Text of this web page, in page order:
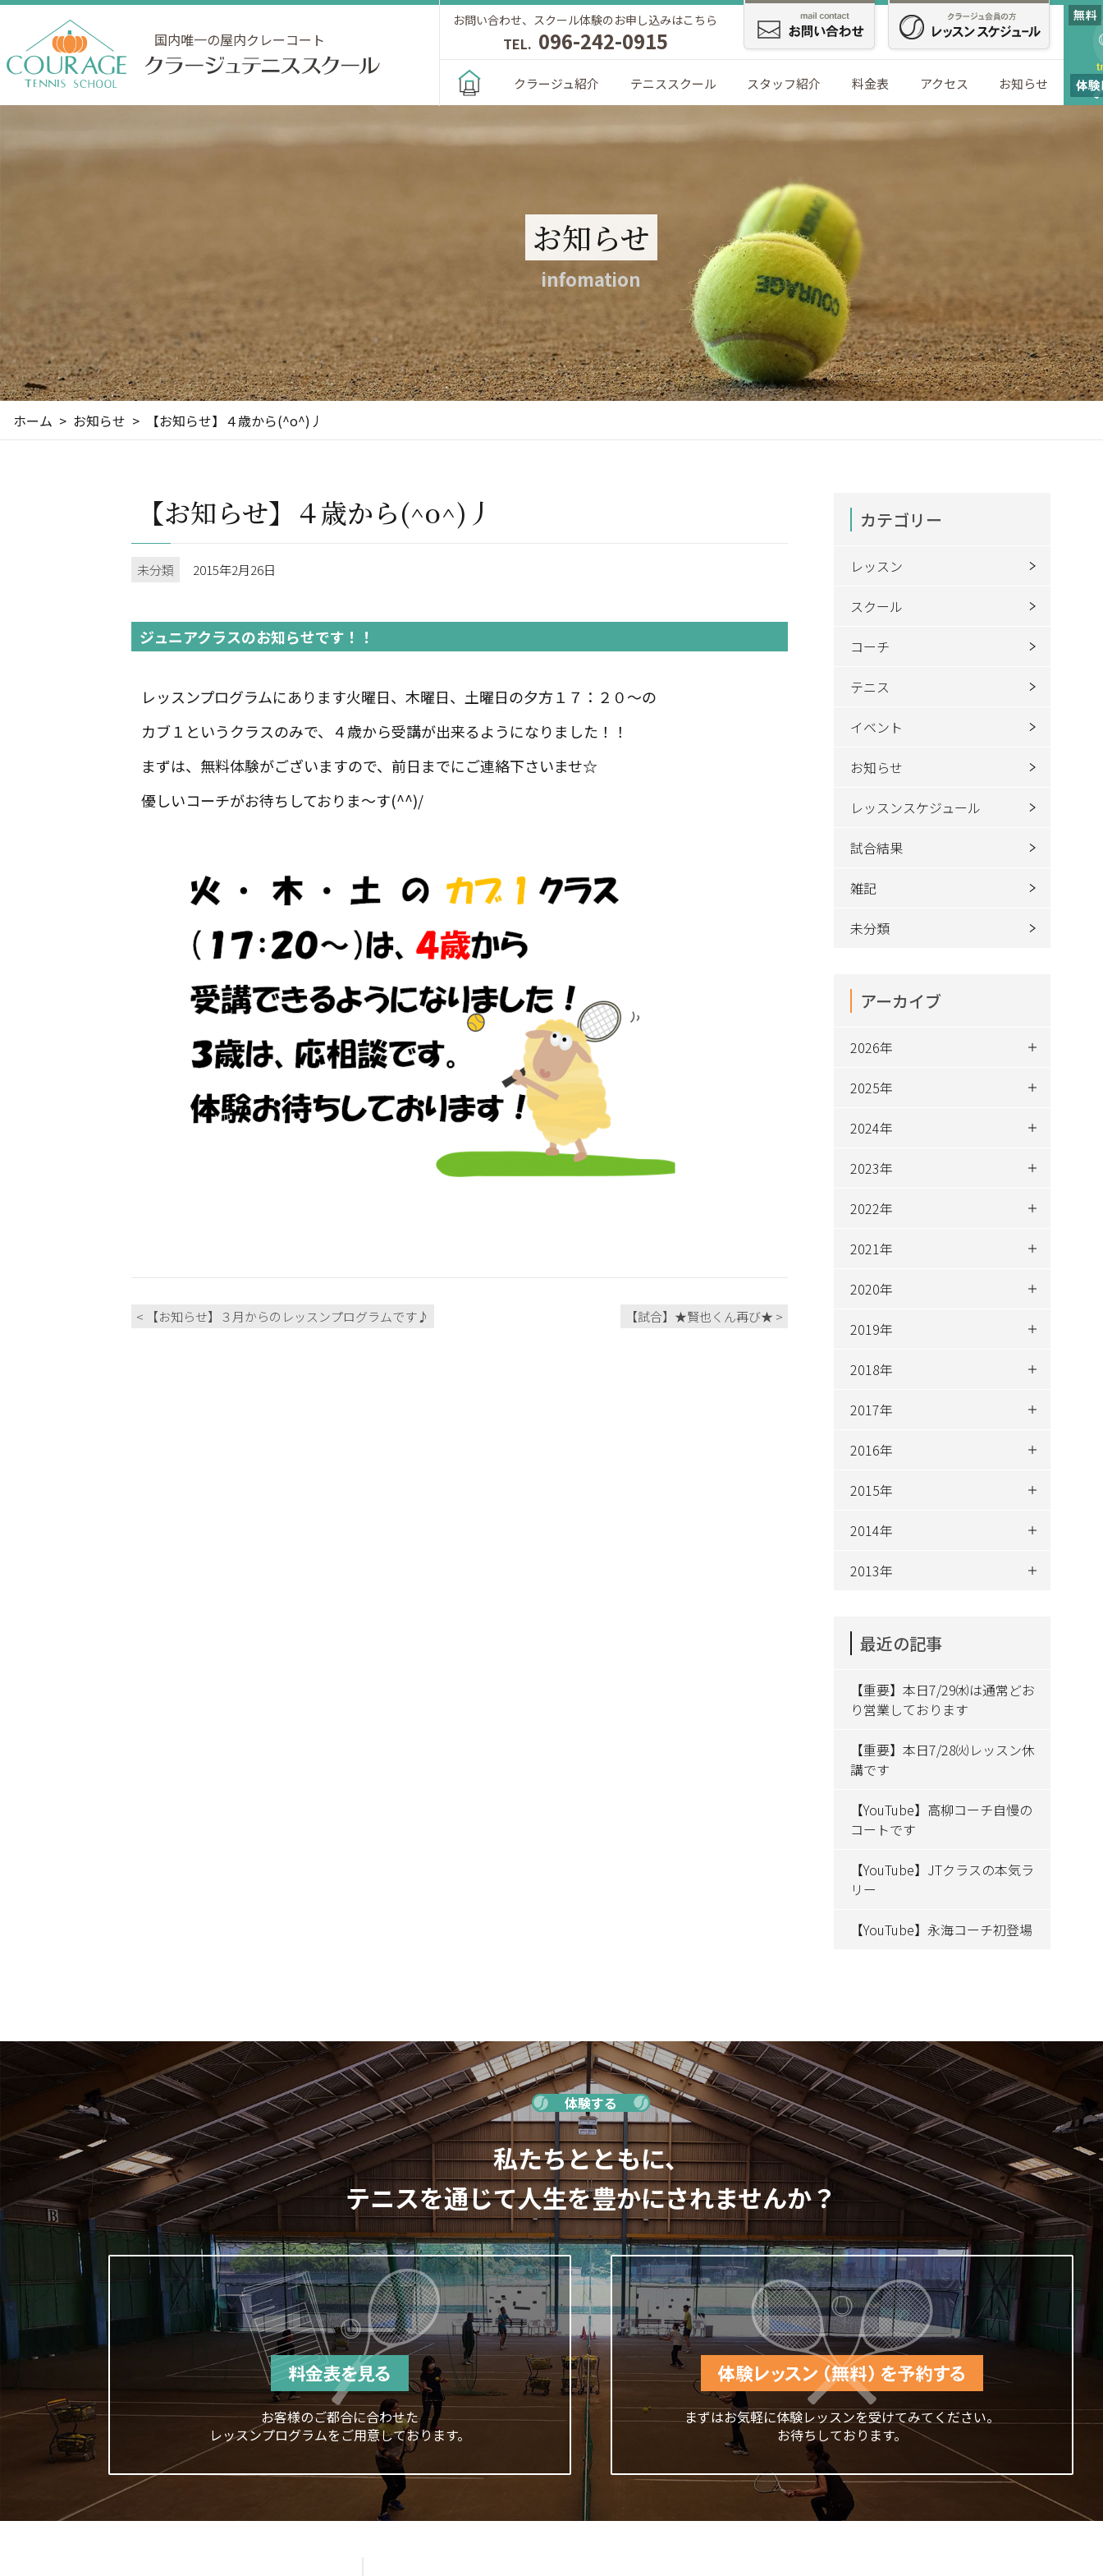
国内唯一の屋内クレーコート
お問い合わせ、スクール体験のお申し込みはこちら
TEL. 096-242-0915
クラージュ紹介 テニススクール スタッフ紹介 料金表 アクセス お知らせ
お知らせ
infomation
ホーム お知らせ 【お知らせ】４歳から(^o^)丿
【お知らせ】４歳から(^o^)丿
未分類 2015年2月26日
ジュニアクラスのお知らせです！！
レッスンプログラムにあります火曜日、木曜日、土曜日の夕方１７：２０～の
カブ１というクラスのみで、４歳から受講が出来るようになりました！！
まずは、無料体験がございますので、前日までにご連絡下さいませ☆
優しいコーチがお待ちしておりま～す(^^)/
< 【お知らせ】３月からのレッスンプログラムです♪ 【試合】★賢也くん再び★ >
カテゴリー
レッスン
スクール
コーチ
テニス
イベント
お知らせ
レッスンスケジュール
試合結果
雑記
未分類
アーカイブ
2026年
2025年
2024年
2023年
2022年
2021年
2020年
2019年
2018年
2017年
2016年
2015年
2014年
2013年
最近の記事
【重要】本日7/29㈬は通常どお
り営業しております
【重要】本日7/28㈫レッスン休
講です
【YouTube】高柳コーチ自慢の
コートです
【YouTube】JTクラスの本気ラ
リー
【YouTube】永海コーチ初登場
体験する
私たちとともに、
テニスを通じて人生を豊かにされませんか？
お客様のご都合に合わせた
レッスンプログラムをご用意しております。
まずはお気軽に体験レッスンを受けてみてください。
お待ちしております。